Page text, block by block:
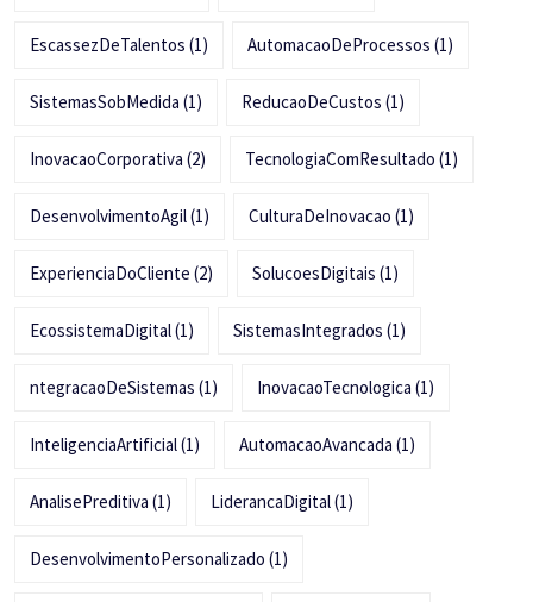
EscassezDeTalentos (1) AutomacaoDeProcessos (1)
SistemasSobMedida (1) ReducaoDeCustos (1)
InovacaoCorporativa (2) TecnologiaComResultado (1)
DesenvolvimentoAgil(1) CulturaDeInovacao (1)
ExperienciaDoCliente (2) SolucoesDigitais (1)
EcossistemaDigital(1) SistemasIntegrados (1)
ntegracaoDeSistemas (1) InovacaoTecnologica (1)
InteligenciaArtificial(1) AutomacaoAvancada (1)
AnalisePreditiva (1) LiderancaDigital(1)
DesenvolvimentoPersonalizado (1)